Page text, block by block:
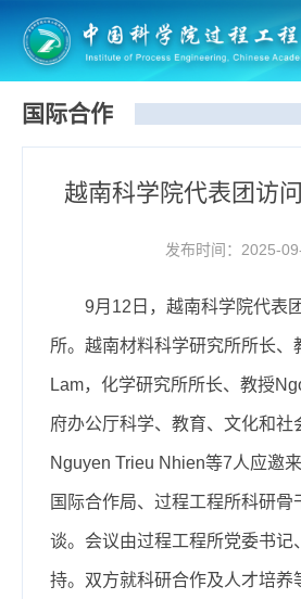
国际合作
越南科学院代表团访
发布时间：2025-
9月12日，越南科学院代表
所。越南材料科学研究所所长、
Lam，化学研究所所长、教授
府办公厅科学、教育、文化和社
Nguyen Trieu Nhien等7人应邀
国际合作局、过程工程所科研骨
谈。会议由过程工程所党委书记
持。双方就科研合作及人才培养